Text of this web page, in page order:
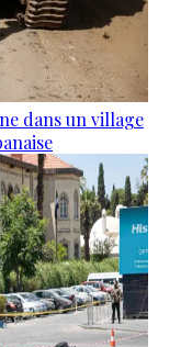
dans un village